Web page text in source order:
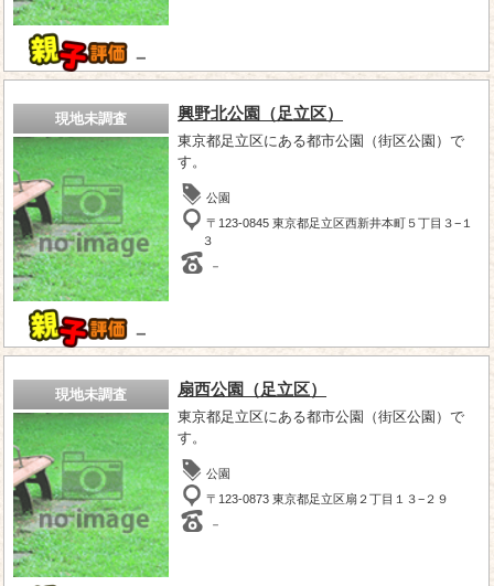
－
現地未調査
－
興野北公園（足立区）
東京都足立区にある都市公園（街区公園）で
す。
公園
〒123-0845 東京都足立区西新井本町５丁目３−１
３
－
現地未調査 扇西公園（足立区）
東京都足立区にある都市公園（街区公園）で
す。
公園
〒123-0873 東京都足立区扇２丁目１３−２９
－